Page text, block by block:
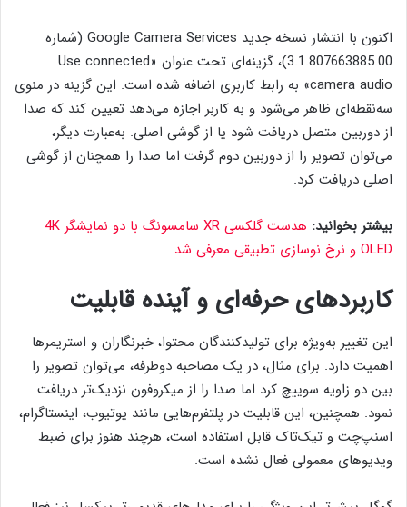
اکنون با انتشار نسخه جدید Google Camera Services (شماره
3.1.807663885.00)، گزینه‌ای تحت عنوان «Use connected
camera audio» به رابط کاربری اضافه شده است. این گزینه در منوی
سه‌نقطه‌ای ظاهر می‌شود و به کاربر اجازه می‌دهد تعیین کند که صدا
از دوربین متصل دریافت شود یا از گوشی اصلی. به‌عبارت دیگر،
می‌توان تصویر را از دوربین دوم گرفت اما صدا را همچنان از گوشی
اصلی دریافت کرد.
بیشتر بخوانید:
هدست گلکسی XR سامسونگ با دو نمایشگر 4K
OLED و نرخ نوسازی تطبیقی معرفی شد
کاربردهای حرفه‌ای و آینده قابلیت
این تغییر به‌ویژه برای تولیدکنندگان محتوا، خبرنگاران و استریمرها
اهمیت دارد. برای مثال، در یک مصاحبه دوطرفه، می‌توان تصویر را
بین دو زاویه سوییچ کرد اما صدا را از میکروفون نزدیک‌تر دریافت
نمود. همچنین، این قابلیت در پلتفرم‌هایی مانند یوتیوب، اینستاگرام،
اسنپ‌چت و تیک‌تاک قابل استفاده است، هرچند هنوز برای ضبط
ویدیوهای معمولی فعال نشده است.